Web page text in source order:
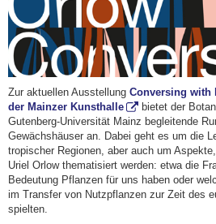
Zur aktuellen Ausstellung Conversing with
der Mainzer Kunsthalle
bietet der
Gutenberg-Universität Mainz begleitende
Gewächshäuser an. Dabei geht es um die
tropischer Regionen, aber auch um
Uriel Orlow thematisiert werden: etwa die
Bedeutung Pflanzen für uns haben oder
im Transfer von Nutzpflanzen zur Zeit des
spielten.